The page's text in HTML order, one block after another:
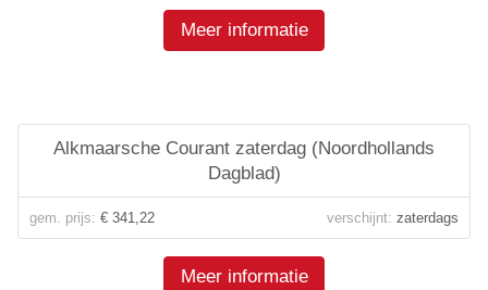
Meer informatie
Alkmaarsche Courant zaterdag (Noordhollands
Dagblad)
gem. prijs: € 341,22 verschijnt: zaterdags
Meer informatie